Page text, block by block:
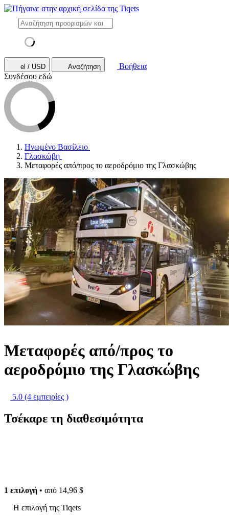
el / USD Αναζήτηση
Βοήθεια
Συνδέσου εδώ
Ηνωμένο Βασίλειο
Γλασκώβη
Μεταφορές από/προς το αεροδρόμιο της Γλασκώβης
Μεταφορές από/προς το
αεροδρόμιο της Γλασκώβης
5.0 (4 εμπειρίες )
Τσέκαρε τη διαθεσιμότητα
1 επιλογή • από 14,96 $
Η επιλογή της Tiqets